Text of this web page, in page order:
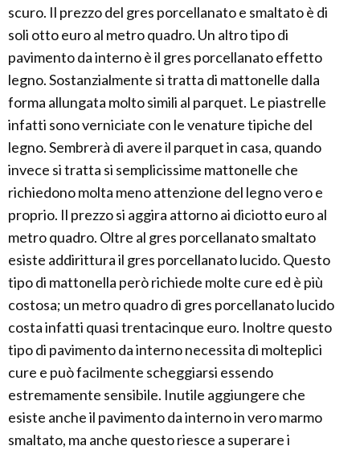
scuro. Il prezzo del gres porcellanato e smaltato è di
soli otto euro al metro quadro. Un altro tipo di
pavimento da interno è il gres porcellanato effetto
legno. Sostanzialmente si tratta di mattonelle dalla
forma allungata molto simili al parquet. Le piastrelle
infatti sono verniciate con le venature tipiche del
legno. Sembrerà di avere il parquet in casa, quando
invece si tratta si semplicissime mattonelle che
richiedono molta meno attenzione del legno vero e
proprio. Il prezzo si aggira attorno ai diciotto euro al
metro quadro. Oltre al gres porcellanato smaltato
esiste addirittura il gres porcellanato lucido. Questo
tipo di mattonella però richiede molte cure ed è più
costosa; un metro quadro di gres porcellanato lucido
costa infatti quasi trentacinque euro. Inoltre questo
tipo di pavimento da interno necessita di molteplici
cure e può facilmente scheggiarsi essendo
estremamente sensibile. Inutile aggiungere che
esiste anche il pavimento da interno in vero marmo
smaltato, ma anche questo riesce a superare i